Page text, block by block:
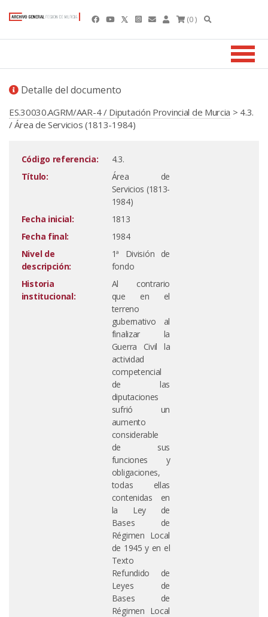
(0 )
Detalle del documento
ES.30030.AGRM/AAR-4 / Diputación Provincial de Murcia > 4.3.
/ Área de Servicios (1813-1984)
Código referencia:
4.3.
Título:
Área de
Servicios (1813-
1984)
Fecha inicial:
1813
Fecha final:
1984
Nivel de
descripción:
1ª División de
fondo
Historia
institucional:
Al contrario
que en el
terreno
gubernativo al
finalizar la
Guerra Civil la
actividad
competencial
de las
diputaciones
sufrió un
aumento
considerable
de sus
funciones y
obligaciones,
todas ellas
contenidas en
la Ley de
Bases de
Régimen Local
de 1945 y en el
Texto
Refundido de
Leyes de
Bases de
Régimen Local